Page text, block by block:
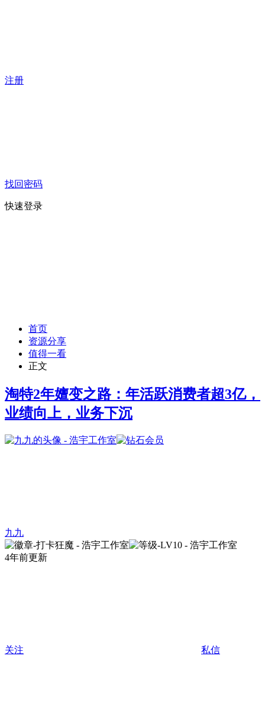
注册
找回密码
快速登录
首页
资源分享
值得一看
正文
淘特2年嬗变之路：年活跃消费者超3亿，
业绩向上，业务下沉
九九
4年前更新
关注 私信